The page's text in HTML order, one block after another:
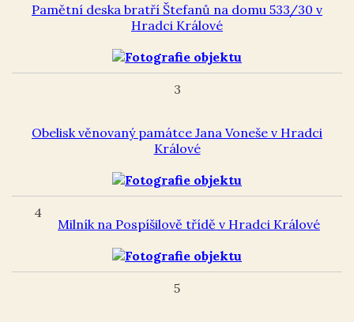
Pamětní deska bratří Štefanů na domu 533/30 v
Hradci Králové
3
Obelisk věnovaný památce Jana Voneše v Hradci
Králové
4
Milník na Pospíšilově třídě v Hradci Králové
5